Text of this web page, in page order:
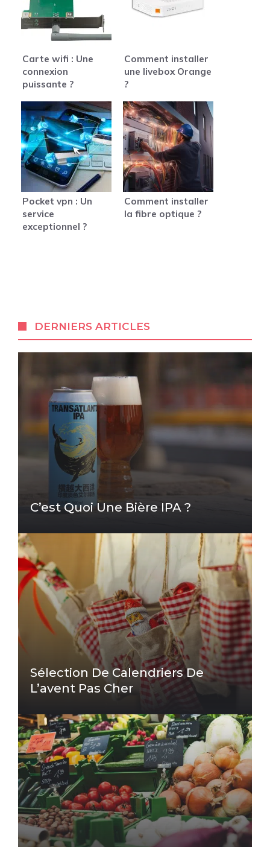
Carte wifi : Une
connexion
puissante ?
Comment installer
une livebox Orange
?
Pocket vpn : Un
service
exceptionnel ?
Comment installer
la fibre optique ?
DERNIERS ARTICLES
C’est Quoi Une Bière IPA ?
Sélection De Calendriers De
L’avent Pas Cher